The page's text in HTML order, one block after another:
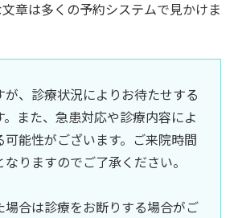
章は多くの予約システムで見かけま
、診療状況によりお待たせする
また、急患対応や診療内容によ
可能性がございます。ご来院時間
りますのでご了承ください。
場合は診療をお断りする場合がご